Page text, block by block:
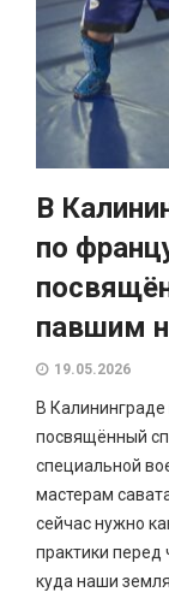
В
по
павшим
19.05.2026
В Калининграде
посвящённый
специальной
мастерам
сейчас нужно
практики
куда наши